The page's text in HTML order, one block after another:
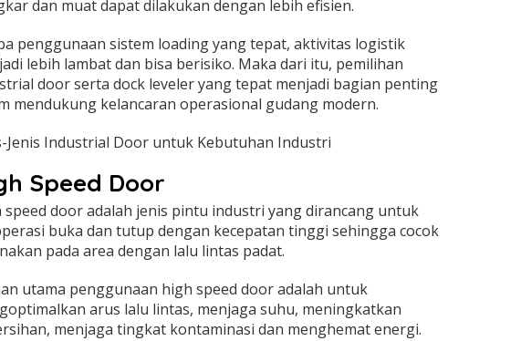
dan muat dapat dilakukan dengan lebih efisien.
penggunaan sistem loading yang tepat, aktivitas logistik
lebih lambat dan bisa berisiko. Maka dari itu, pemilihan
door serta dock leveler yang tepat menjadi bagian penting
mendukung kelancaran operasional gudang modern.
Jenis Industrial Door untuk Kebutuhan Industri
Speed Door
speed door adalah jenis pintu industri yang dirancang untuk
buka dan tutup dengan kecepatan tinggi sehingga cocok
pada area dengan lalu lintas padat.
utama penggunaan high speed door adalah untuk
arus lalu lintas, menjaga suhu, meningkatkan
menjaga tingkat kontaminasi dan menghemat energi.